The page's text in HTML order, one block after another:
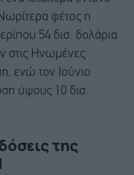
φέτος η
54 δισ. δολάρια
στις Ηνωμένες
ενώ τον Ιούνιο
ύψους 10 δισ.
της